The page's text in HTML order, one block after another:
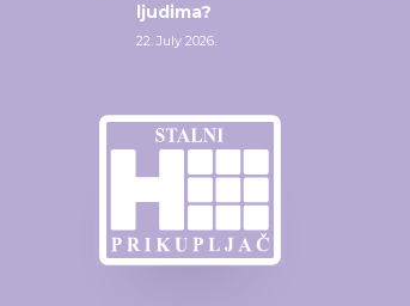
ljudima?
22. July 2026.